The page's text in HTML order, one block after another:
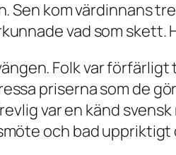
Sen kom värdinnans
vad som skett.
Folk var
priserna som de
var en känd
och bad uppriktigt